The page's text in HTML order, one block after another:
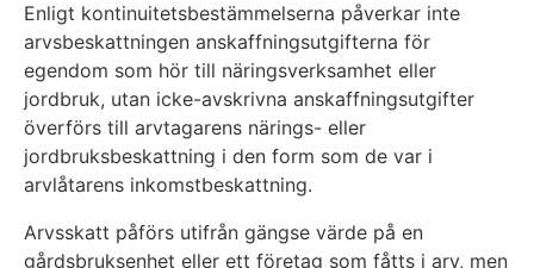
Enligt kontinuitetsbestämmelserna påverkar inte
arvsbeskattningen anskaffningsutgifterna för
egendom som hör till näringsverksamhet eller
jordbruk, utan icke-avskrivna anskaffningsutgifter
överförs till arvtagarens närings- eller
jordbruksbeskattning i den form som de var i
arvlåtarens inkomstbeskattning.
Arvsskatt påförs utifrån gängse värde på en
gårdsbruksenhet eller ett företag som fåtts i arv, men